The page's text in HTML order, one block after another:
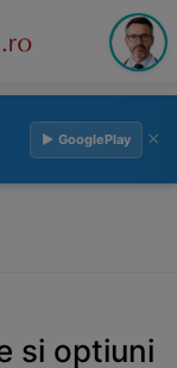
▶ GooglePlay ×
si optiuni